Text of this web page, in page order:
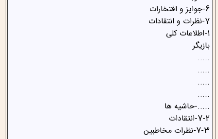
6-جوایز و افتخارات
7-نظرات و انتقادات
1-اطلاعات کلی
بازیگر
.....
.....
.....
.....
.....-حاشیه ها
7-2-انتقادات
7-3-نظرات مخاطبین